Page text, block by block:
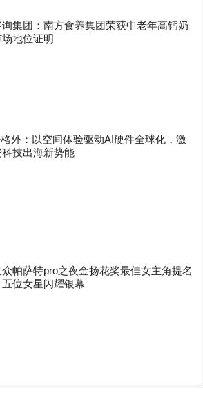
询集团：南方食养集团荣获中老年高钙奶
地位证明
外：以空间体验驱动AI硬件全球化，激
技出海新势能
众帕萨特pro之夜金扬花奖最佳女主角提名
位女星闪耀银幕